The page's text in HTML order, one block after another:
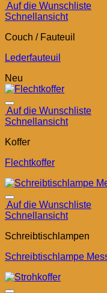
Auf die Wunschliste
Schnellansicht
Couch / Fauteuil
Lederfauteuil
Neu
Auf die Wunschliste
Schnellansicht
Koffer
Flechtkoffer
Auf die Wunschliste
Schnellansicht
Schreibtischlampen
Schreibtischlampe